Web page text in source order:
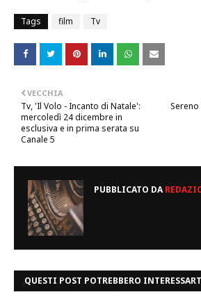
Tags film Tv
VECCHIA
Tv, 'Il Volo - Incanto di Natale':
mercoledì 24 dicembre in
esclusiva e in prima serata su
Canale 5
PUBBLICATO DA
QUESTI POST POTREBBERO